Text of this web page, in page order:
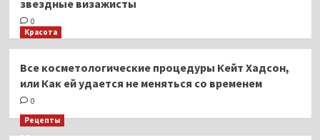
звездные визажисты
0
Красота
Все косметологические процедуры Кейт Хадсон,
или Как ей удается не меняться со временем
0
Рецепты